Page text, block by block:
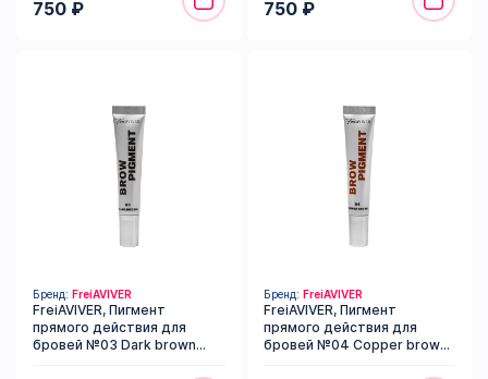
750 ₽ 750 ₽
Бренд: FreiAVIVER
FreiAVIVER, Пигмент
прямого действия для
бровей №03 Dark brown
Бренд: FreiAVIVER
FreiAVIVER, Пигмент
прямого действия для
бровей №04 Copper brown